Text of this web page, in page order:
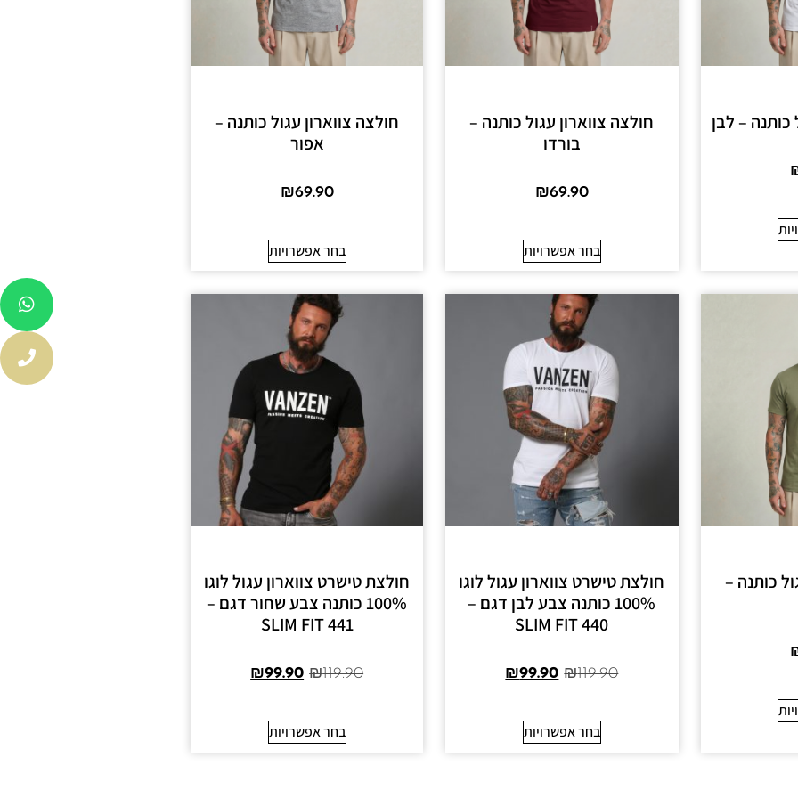
כותנה – לבן
חולצה צווארון עגול כותנה –
בורדו
₪69.90
בחר אפשרויות
חולצה צווארון עגול כותנה –
אפור
₪69.90
בחר אפשרויות
כותנה –
חולצת טישרט צווארון עגול לוגו
100% כותנה צבע לבן דגם –
440 SLIM FIT
₪119.90
₪99.90
בחר אפשרויות
חולצת טישרט צווארון עגול לוגו
100% כותנה צבע שחור דגם –
441 SLIM FIT
₪119.90
₪99.90
בחר אפשרויות